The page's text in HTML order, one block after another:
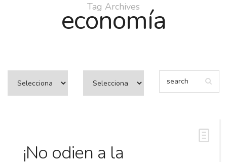
Tag Archives
economía
¡No odien a la